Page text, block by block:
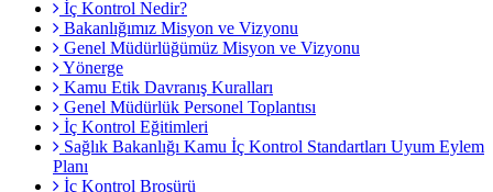
İç Kontrol Nedir?
Bakanlığımız Misyon ve Vizyonu
Genel Müdürlüğümüz Misyon ve Vizyonu
Yönerge
Kamu Etik Davranış Kuralları
Genel Müdürlük Personel Toplantısı
İç Kontrol Eğitimleri
Sağlık Bakanlığı Kamu İç Kontrol Standartları Uyum Eylem
Planı
İç Kontrol Broşürü